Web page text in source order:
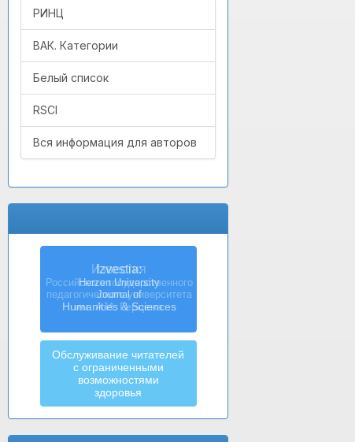
РИНЦ
ВАК. Категории
Белый список
RSCI
Вся информация для авторов
Izvestia:
Herzen University
Journal of
Humanities & Sciences
Обслуживание читателей
с ограниченными
возможностями
здоровья